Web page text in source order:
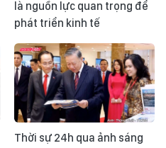
là nguồn lực quan trọng để
phát triển kinh tế
Thời sự 24h qua ảnh sáng